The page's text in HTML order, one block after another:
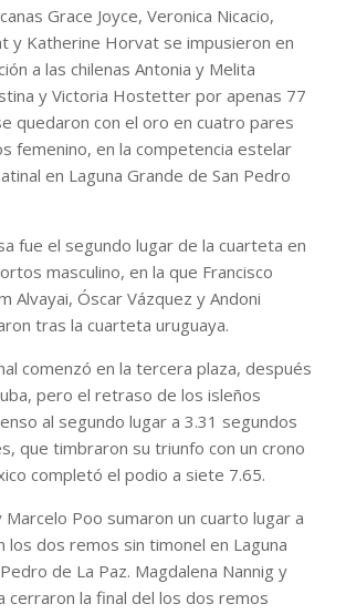
Grace Joyce, Veronica Nicacio,
y Katherine Horvat se impusieron en
a las chilenas Antonia y Melita
y Victoria Hostetter por apenas 77
quedaron con el oro en cuatro pares
femenino, en la competencia estelar
en Laguna Grande de San Pedro
fue el segundo lugar de la cuarteta en
masculino, en la que Francisco
Alvayai, Óscar Vázquez y Andoni
tras la cuarteta uruguaya.
comenzó en la tercera plaza, después
pero el retraso de los isleños
al segundo lugar a 3.31 segundos
que timbraron su triunfo con un crono
completó el podio a siete 7.65.
Marcelo Poo sumaron un cuarto lugar a
los dos remos sin timonel en Laguna
de La Paz. Magdalena Nannig y
cerraron la final del los dos remos